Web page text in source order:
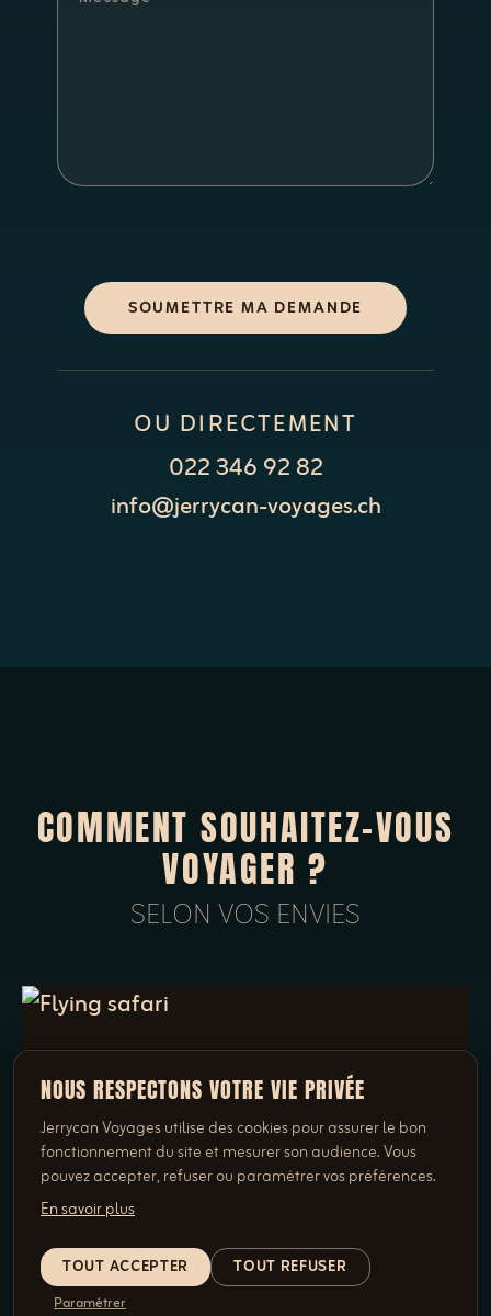
NOUS RESPECTONS VOTRE VIE PRIVÉE
Jerrycan Voyages utilise des cookies pour assurer le bon
fonctionnement du site et mesurer son audience. Vous
pouvez accepter, refuser ou paramétrer vos préférences.
En savoir plus
TOUT ACCEPTER TOUT REFUSER
Paramétrer
SOUMETTRE MA DEMANDE
OU DIRECTEMENT
022 346 92 82
info@jerrycan-voyages.ch
COMMENT SOUHAITEZ-VOUS
VOYAGER ?
SELON VOS ENVIES